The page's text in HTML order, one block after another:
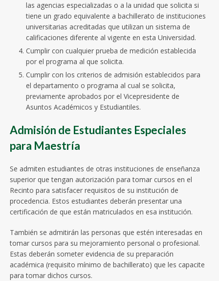
las agencias especializadas o a la unidad que solicita si
tiene un grado equivalente a bachillerato de instituciones
universitarias acreditadas que utilizan un sistema de
calificaciones diferente al vigente en esta Universidad.
Cumplir con cualquier prueba de medición establecida
por el programa al que solicita.
Cumplir con los criterios de admisión establecidos para
el departamento o programa al cual se solicita,
previamente aprobados por el Vicepresidente de
Asuntos Académicos y Estudiantiles.
Admisión de Estudiantes Especiales
para Maestría
Se admiten estudiantes de otras instituciones de enseñanza
superior que tengan autorización para tomar cursos en el
Recinto para satisfacer requisitos de su institución de
procedencia. Estos estudiantes deberán presentar una
certificación de que están matriculados en esa institución.
También se admitirán las personas que estén interesadas en
tomar cursos para su mejoramiento personal o profesional.
Estas deberán someter evidencia de su preparación
académica (requisito mínimo de bachillerato) que les capacite
para tomar dichos cursos.